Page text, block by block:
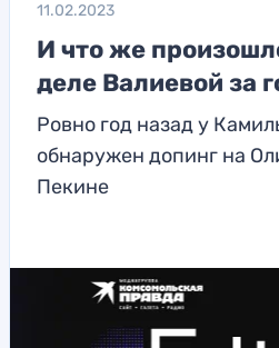
11.02.2023
И что же
деле Валиевой за
Ровно год назад у
обнаружен допинг на
Пекине